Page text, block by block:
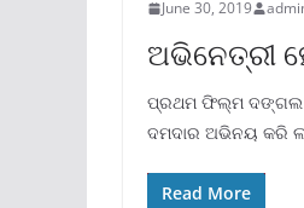
June 30, 2019
ଅଭିନେତ୍ରୀ
ପ୍ରଥମ ଫିଲ୍ମ ଦଙ୍ଗଲ
ଦମଦାର ଅଭିନୟ କରି
Read More